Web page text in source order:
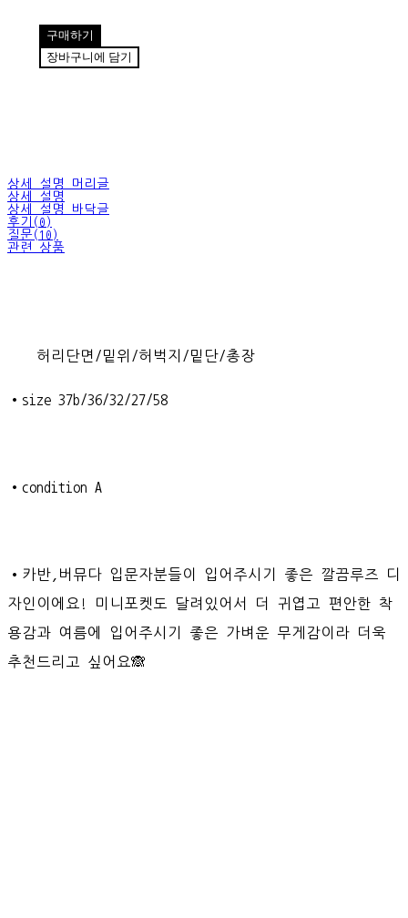
구매하기
장바구니에 담기
상세 설명 머리글
상세 설명
상세 설명 바닥글
후기(0)
질문(10)
관련 상품
허리단면/밑위/허벅지/밑단/총장
•size 37b/36/32/27/58
•condition A
•카반,버뮤다 입문자분들이 입어주시기 좋은 깔끔루즈 디
자인이에요! 미니포켓도 달려있어서 더 귀엽고 편안한 착
용감과 여름에 입어주시기 좋은 가벼운 무게감이라 더욱
추천드리고 싶어요🙈